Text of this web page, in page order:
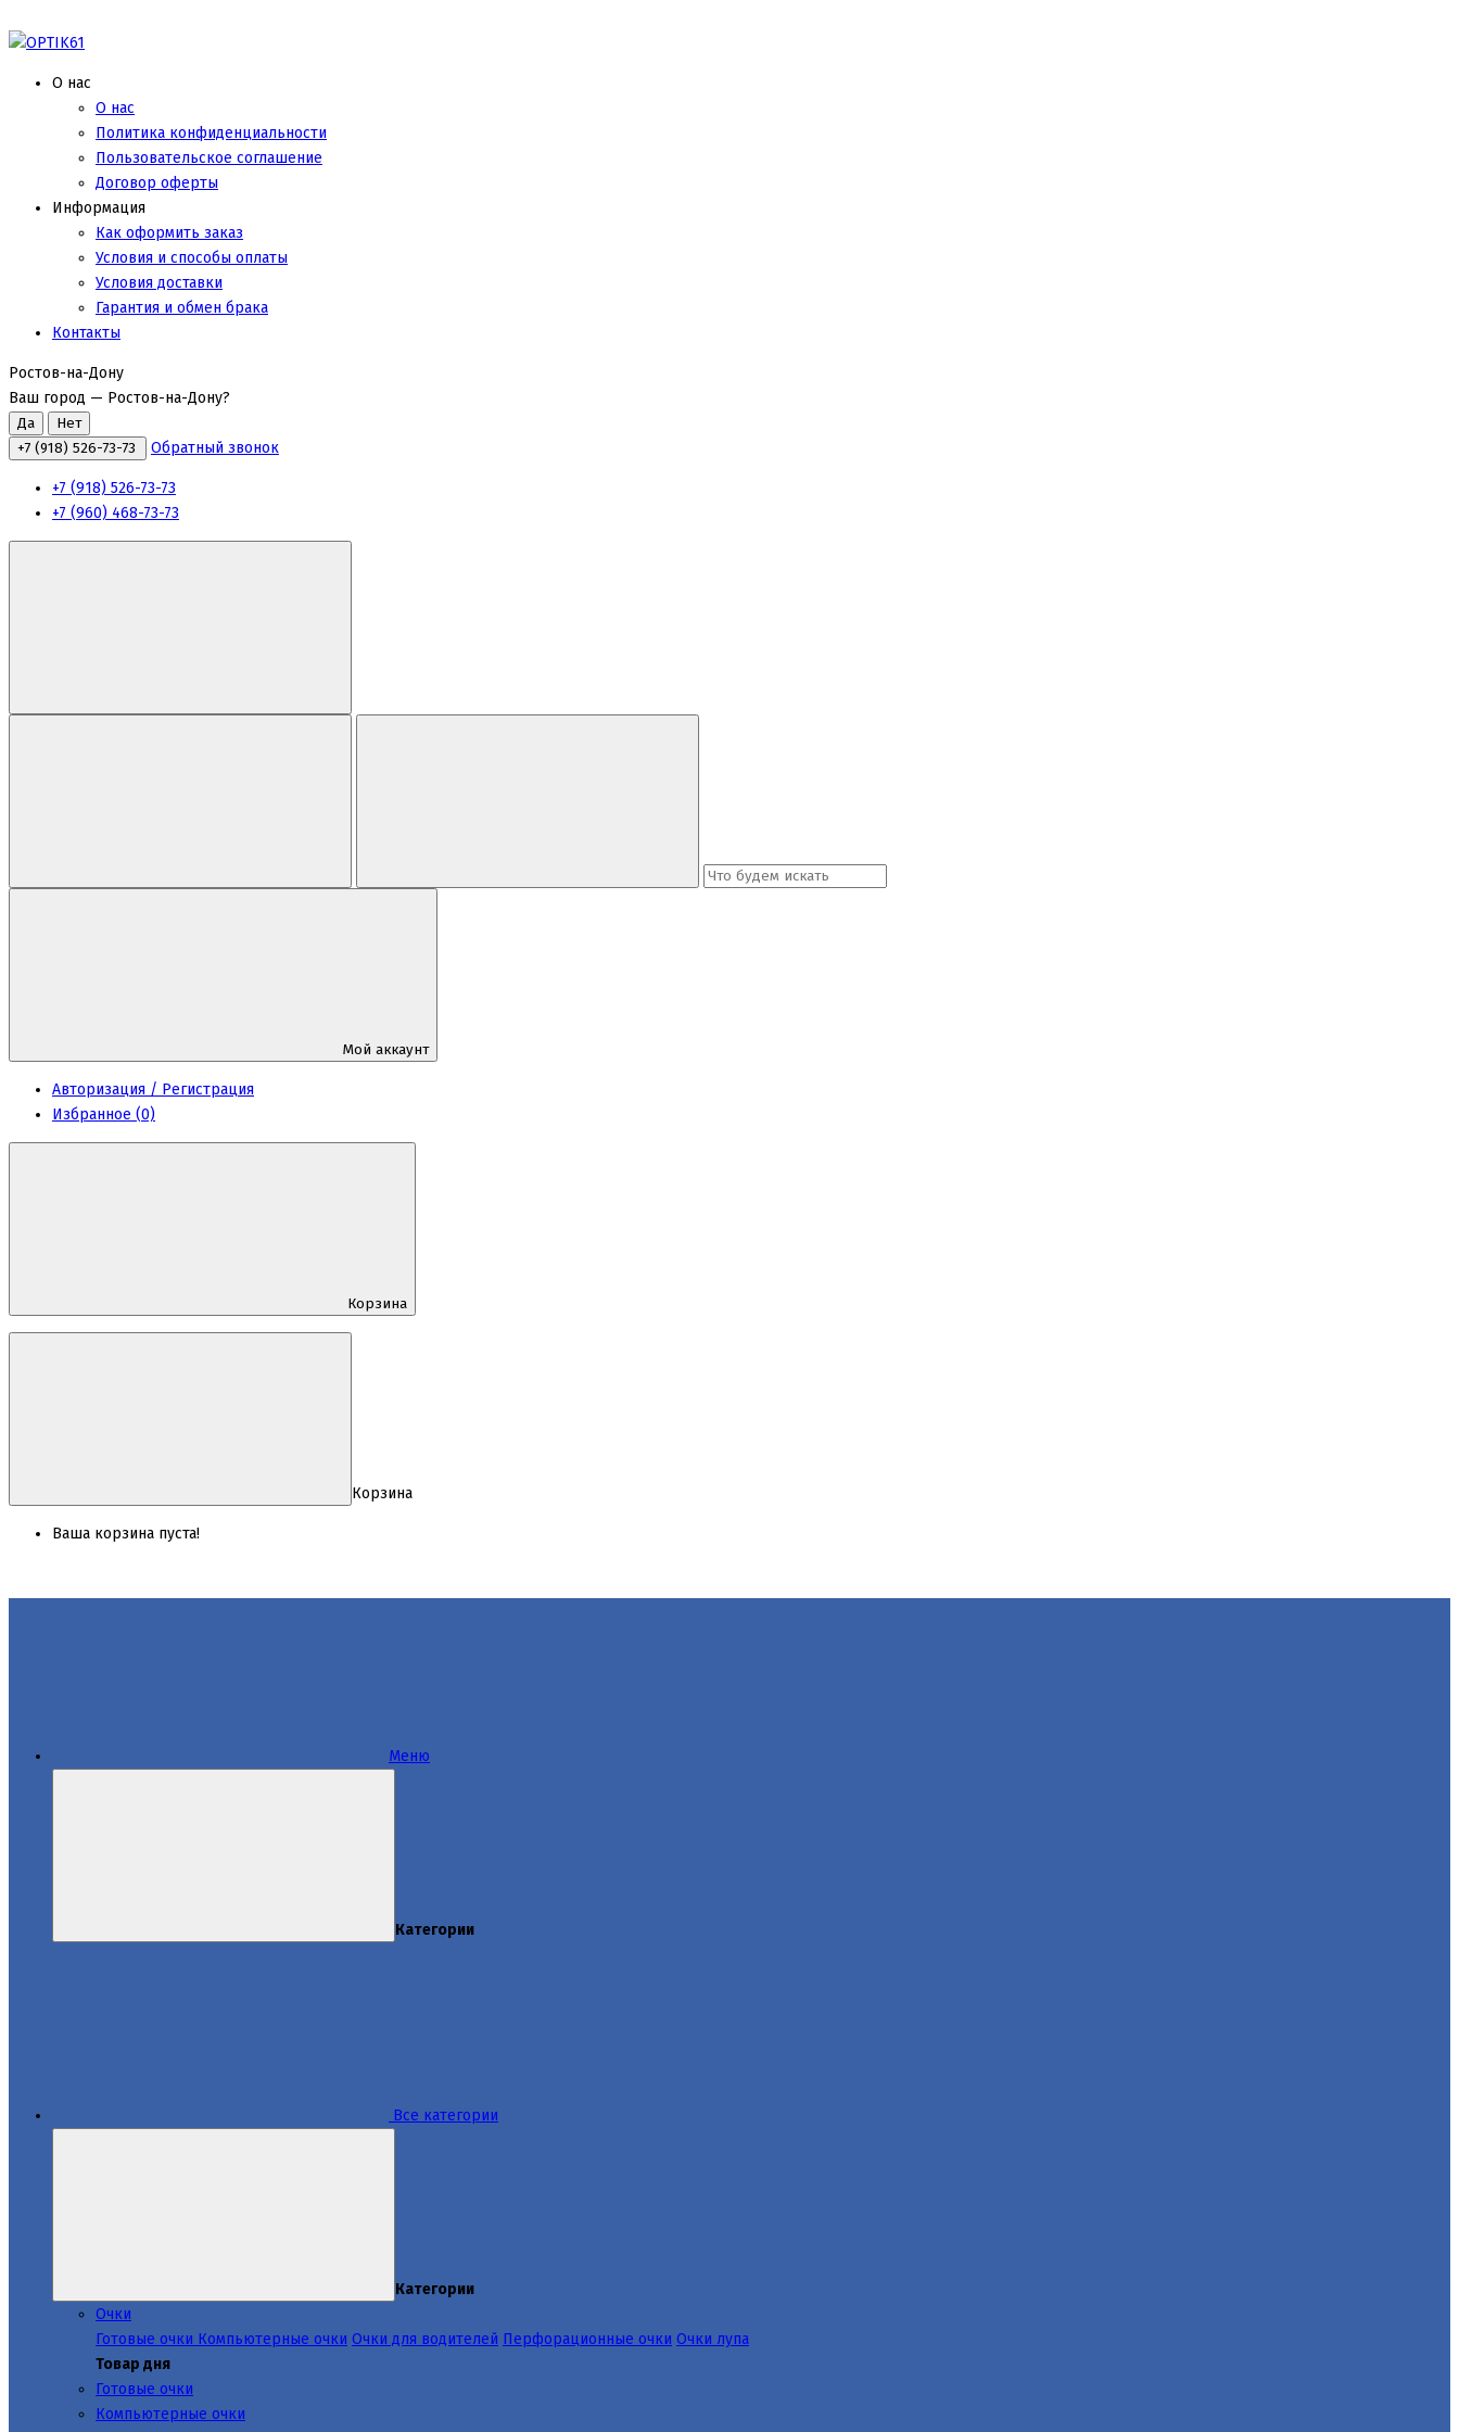
О нас
О нас
Политика конфиденциальности
Пользовательское соглашение
Договор оферты
Информация
Как оформить заказ
Условия и способы оплаты
Условия доставки
Гарантия и обмен брака
Контакты
Ростов-на-Дону
Ваш город — Ростов-на-Дону?
+7 (918) 526-73-73 Обратный звонок
+7 (918) 526-73-73
+7 (960) 468-73-73
Мой аккаунт
Авторизация / Регистрация
Избранное (0)
Корзина
Корзина
Ваша корзина пуста!
Меню
Категории
Все категории
Категории
Очки
Готовые очки Компьютерные очки Очки для водителей Перфорационные очки Очки лупа
Товар дня
Готовые очки
Компьютерные очки